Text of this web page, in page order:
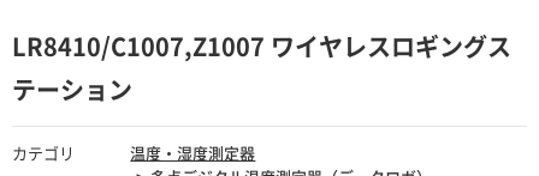
LR8410/C1007,Z1007 ワイヤレスロギングス
テーション
カテゴリ
温度・湿度測定器